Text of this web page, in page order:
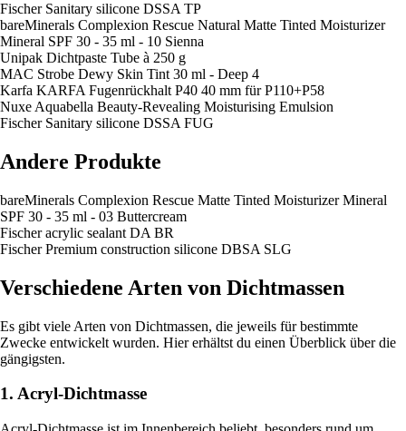
Fischer Sanitary silicone DSSA TP
bareMinerals Complexion Rescue Natural Matte Tinted Moisturizer
Mineral SPF 30 - 35 ml - 10 Sienna
Unipak Dichtpaste Tube à 250 g
MAC Strobe Dewy Skin Tint 30 ml - Deep 4
Karfa KARFA Fugenrückhalt P40 40 mm für P110+P58
Nuxe Aquabella Beauty-Revealing Moisturising Emulsion
Fischer Sanitary silicone DSSA FUG
Andere Produkte
bareMinerals Complexion Rescue Matte Tinted Moisturizer Mineral
SPF 30 - 35 ml - 03 Buttercream
Fischer acrylic sealant DA BR
Fischer Premium construction silicone DBSA SLG
Verschiedene Arten von Dichtmassen
Es gibt viele Arten von Dichtmassen, die jeweils für bestimmte
Zwecke entwickelt wurden. Hier erhältst du einen Überblick über die
gängigsten.
1. Acryl-Dichtmasse